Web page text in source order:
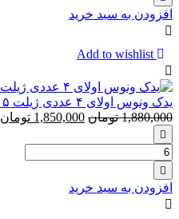
شوینده
سراوی
مناسب
پوست
نرمال
و
چرب
افزودن به سبد خرید
Add to wishlist
یدک ونوس اولای ‏۴ عددی ژیلت ۵ لبه مدلGillette Venus And Olay
1,880,000 تومان 1,850,000 تومان
تعداد:
یدک
ونوس
اولای
‏۴
افزودن به سبد خرید